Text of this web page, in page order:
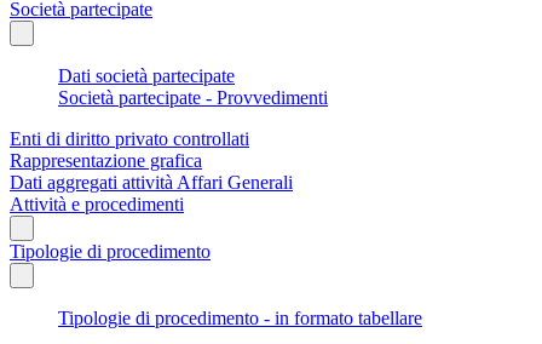
Società partecipate
Dati società partecipate
Società partecipate - Provvedimenti
Enti di diritto privato controllati
Rappresentazione grafica
Dati aggregati attività Affari Generali
Attività e procedimenti
Tipologie di procedimento
Tipologie di procedimento - in formato tabellare